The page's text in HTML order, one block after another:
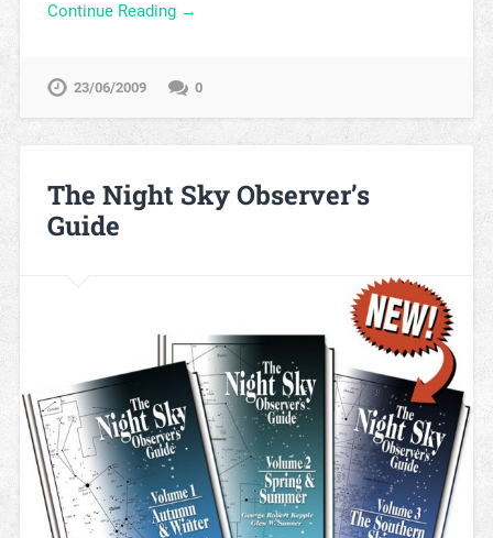
Continue Reading →
23/06/2009 0
The Night Sky Observer’s
Guide